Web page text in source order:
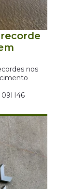
nos
09H46